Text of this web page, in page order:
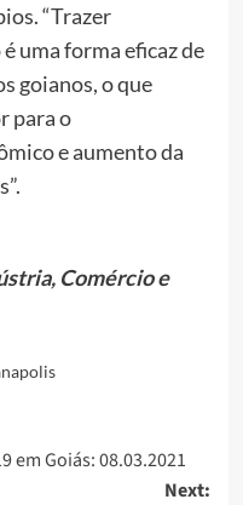
“Trazer
uma forma eficaz de
goianos, o que
para o
e aumento da
Comércio e
em Goiás: 08.03.2021
Next: